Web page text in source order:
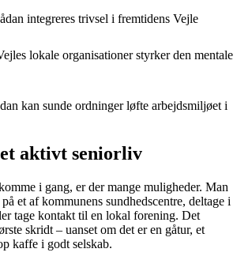
integreres trivsel i fremtidens Vejle
lokale organisationer styrker den mentale
kan sunde ordninger løfte arbejdsmiljøet i
aktivt seniorliv
i gang, er der mange muligheder. Man
et af kommunens sundhedscentre, deltage i
tage kontakt til en lokal forening. Det
skridt – uanset om det er en gåtur, et
kaffe i godt selskab.